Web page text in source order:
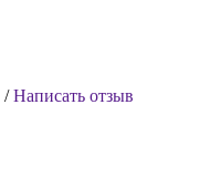
/Написать отзыв